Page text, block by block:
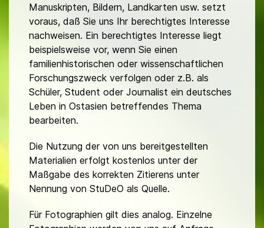
Manuskripten, Bildern, Landkarten usw. setzt
voraus, daß Sie uns Ihr berechtigtes Interesse
nachweisen. Ein berechtigtes Interesse liegt
beispielsweise vor, wenn Sie einen
familienhistorischen oder wissenschaftlichen
Forschungszweck verfolgen oder z.B. als
Schüler, Student oder Journalist ein deutsches
Leben in Ostasien betreffendes Thema
bearbeiten.
Die Nutzung der von uns bereitgestellten
Materialien erfolgt kostenlos unter der
Maßgabe des korrekten Zitierens unter
Nennung von StuDeO als Quelle.
Für Fotographien gilt dies analog. Einzelne